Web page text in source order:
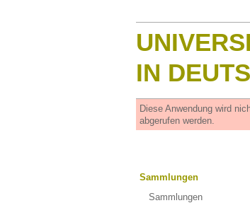
IN
Diese Anwendung wird
abgerufen werden.
Sammlungen
Sammlungen